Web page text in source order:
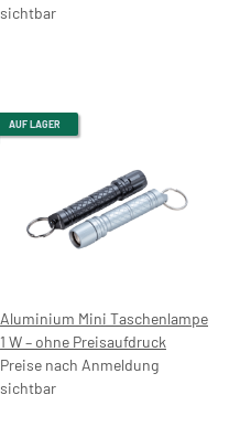
sichtbar
AUF LAGER
Aluminium Mini Taschenlampe
1 W – ohne Preisaufdruck
Preise nach Anmeldung
sichtbar